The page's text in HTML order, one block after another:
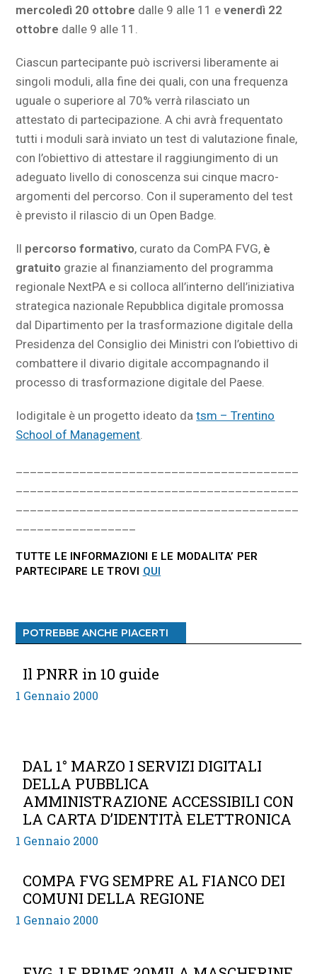
mercoledì 20 ottobre dalle 9 alle 11 evenerdì 22
ottobre dalle 9 alle 11.
Ciascun partecipante può iscriversi liberamente ai
singoli moduli, alla fine dei quali, con una frequenza
uguale o superiore al 70% verrà rilasciato un
attestato di partecipazione. A chi avrà frequentato
tutti i moduli sarà inviato un test di valutazione finale,
con l’obiettivo di attestare il raggiungimento di un
adeguato livello di conoscenza sui cinque macro-
argomenti del percorso. Con il superamento del test
è previsto il rilascio di un Open Badge.
Il percorso formativo, curato da ComPA FVG, è
gratuito grazie al finanziamento del programma
regionale NextPA e si colloca all’interno dell’iniziativa
strategica nazionale Repubblica digitale promossa
dal Dipartimento per la trasformazione digitale della
Presidenza del Consiglio dei Ministri con l’obiettivo di
combattere il divario digitale accompagnando il
processo di trasformazione digitale del Paese.
Iodigitale è un progetto ideato datsm – Trentino
School of Management.
TUTTE LE INFORMAZIONI E LE MODALITA’ PER
PARTECIPARE LE TROVI QUI
POTREBBE ANCHE PIACERTI
Il PNRR in 10 guide
1 Gennaio 2000
DAL 1° MARZO I SERVIZI DIGITALI
DELLA PUBBLICA
AMMINISTRAZIONE ACCESSIBILI CON
LA CARTA D’IDENTITÀ ELETTRONICA
1 Gennaio 2000
COMPA FVG SEMPRE AL FIANCO DEI
COMUNI DELLA REGIONE
1 Gennaio 2000